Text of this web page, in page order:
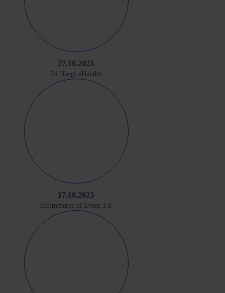
27.10.2023
24. Targi eHandlu
17.10.2023
Ecommerce.pl Event 1.0